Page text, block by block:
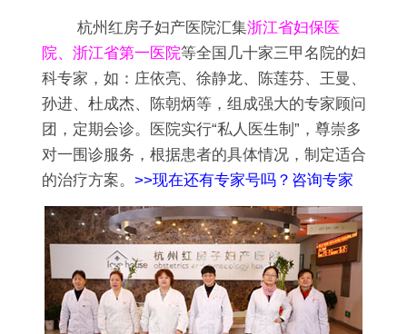
杭州红房子妇产医院汇集浙江省妇保医
院、浙江省第一医院等全国几十家三甲名院的妇
科专家，如：庄依亮、徐静龙、陈莲芬、王曼、
孙进、杜成杰、陈朝炳等，组成强大的专家顾问
团，定期会诊。医院实行“私人医生制”，尊崇多
对一围诊服务，根据患者的具体情况，制定适合
的治疗方案。 >>现在还有专家号吗？咨询专家